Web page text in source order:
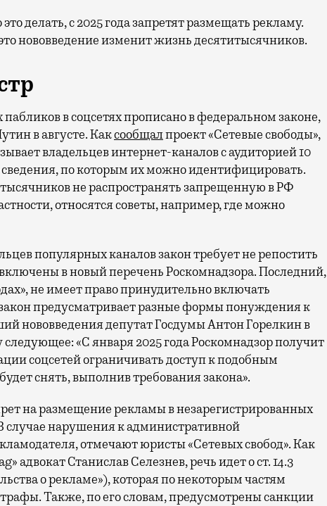
делать, с 2025 года запретят размещать рекламу.
нововведение изменит жизнь десятитысячников.
в соцсетях прописано в федеральном законе,
в августе. Каксообщалпроект «Сетевые свободы»,
владельцев интернет-каналов с аудиторией 10
сведения, по которым их можно идентифицировать.
не распространять запрещенную в РФ
относятся советы, например, где можно
популярных каналов закон требует не репостить
в новый перечень Роскомнадзора. Последний,
не имеет право принудительно включать
предусматривает разные формы понуждения к
нововведения депутат Госдумы Антон Горелкин в
следующее: «С января 2025 года Роскомнадзор получит
соцсетей ограничивать доступ к подобным
снять, выполнив требования закона».
на размещение рекламы в незарегистрированных
случае нарушения к административной
отмечают юристы «Сетевых свобод». Как
адвокат Станислав Селезнев, речь идет о ст. 14.3
о рекламе»), которая по некоторым частям
Также, по его словам, предусмотрены санкции